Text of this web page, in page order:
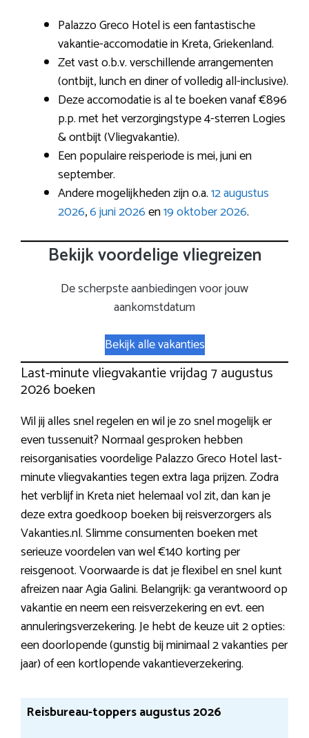
Palazzo Greco Hotel is een fantastische
vakantie-accomodatie in Kreta, Griekenland.
Zet vast o.b.v. verschillende arrangementen
(ontbijt, lunch en diner of volledig all-inclusive).
Deze accomodatie is al te boeken vanaf €896
p.p. met het verzorgingstype 4-sterren Logies
& ontbijt (Vliegvakantie).
Een populaire reisperiode is mei, juni en
september.
Andere mogelijkheden zijn o.a.12 augustus
2026,6 juni 2026en19 oktober 2026.
Bekijk voordelige vliegreizen
De scherpste aanbiedingen voor jouw
aankomstdatum
Bekijk alle vakanties
Last-minute vliegvakantie vrijdag 7 augustus
2026 boeken
Wil jij alles snel regelen en wil je zo snel mogelijk er
even tussenuit? Normaal gesproken hebben
reisorganisaties voordelige Palazzo Greco Hotel last-
minute vliegvakanties tegen extra laga prijzen. Zodra
het verblijf in Kreta niet helemaal vol zit, dan kan je
deze extra goedkoop boeken bij reisverzorgers als
Vakanties.nl. Slimme consumenten boeken met
serieuze voordelen van wel €140 korting per
reisgenoot. Voorwaarde is dat je flexibel en snel kunt
afreizen naar Agia Galini. Belangrijk: ga verantwoord op
vakantie en neem een reisverzekering en evt. een
annuleringsverzekering. Je hebt de keuze uit 2 opties:
een doorlopende (gunstig bij minimaal 2 vakanties per
jaar) of een kortlopende vakantieverzekering.
Reisbureau-toppers augustus 2026